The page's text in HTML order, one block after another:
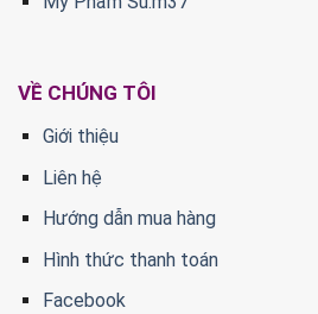
VỀ CHÚNG TÔI
Giới thiệu
Liên hệ
Hướng dẫn mua hàng
Hình thức thanh toán
Facebook